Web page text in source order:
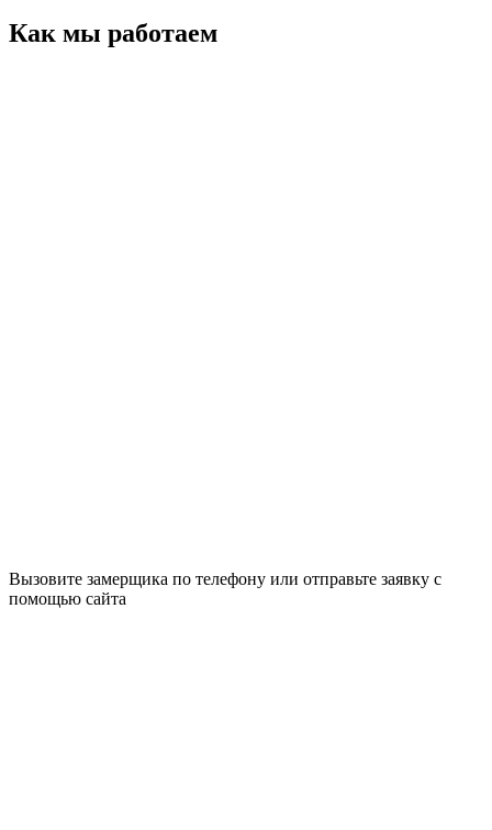
Как мы работаем
Вызовите замерщика по телефону или отправьте заявку с
помощью сайта